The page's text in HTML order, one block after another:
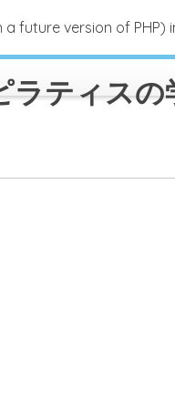
future version of PHP)
ラティスの